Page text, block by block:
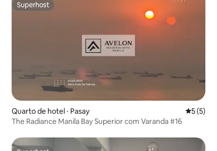
Superhost
Superhost
Quarto de hotel ⋅ Pasay 5 de
5 (5)
The Radiance Manila Bay Superior com Varanda #16